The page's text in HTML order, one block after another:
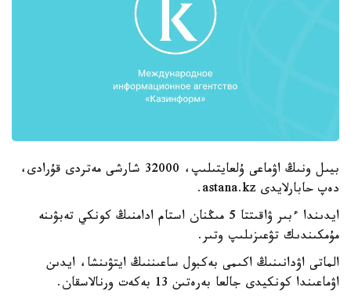
بيىل ونىڭ اۋماعى ۇلعايتىلىپ، 32000 شارشى مەتردى قۇرادى،
دەپ حابارلايدى astana.kz.
ايدىندا ءبىر ۋاقىتتا 5 مىڭنان استام ادامنىڭ كونكي تەبۋىنە
مۇمكىندىك تۋعىزىلىپ وتىر.
الماتى اۋدانىنىڭ اكىمى بەكبول ساعىننىڭ ايتۋىنشا، ايدىن
اۋماعىندا كونكيدى جالعا بەرەتىن 13 بەكەت ورنالاسقان.